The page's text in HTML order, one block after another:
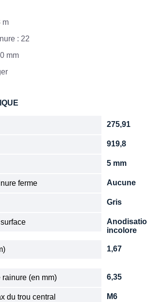
m
: 22
mm
275,91
919,8
5 mm
ferme Aucune
Gris
incolore
1,67
rainure (en mm) 6,35
du trou central M6